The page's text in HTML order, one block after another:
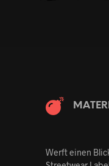
Werft einen